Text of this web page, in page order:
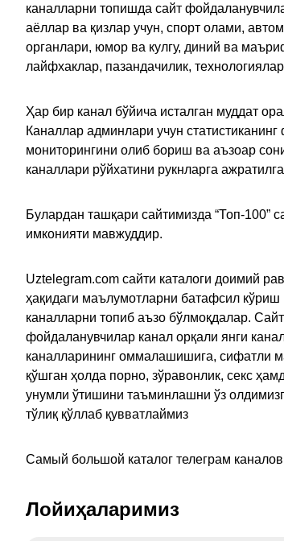
каналларни топишда сайт
аёллар ва қизлар учун, спорт олами,
органлари, юмор ва кулгу, диний ва
лайфхаклар, пазандачилик,
Ҳар бир канал бўйича исталган муддат
Каналлар админлари учун
мониторингини олиб бориш ва аъзоар
каналлари рўйхатини рукнларга
Булардан ташқари сайтимизда “Топ-100”
имконияти мавжуддир.
Uztelegram.com сайти каталоги доимий
ҳақидаги маълумотларни батафсил
каналларни топиб аъзо бўлмоқдалар.
фойдаланувчилар канал орқали янги
каналларининг оммалашишига, сифатли
қўшган ҳолда порно, зўравонлик, секс
унумли ўтишини таъминлашни ўз
тўлиқ қўллаб қувватлаймиз
Самый большой каталог телеграм
Лойиҳаларимиз